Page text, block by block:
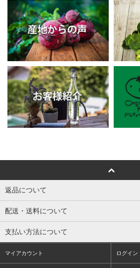
返品について
配送・送料について
支払い方法について
マイアカウント ログイン